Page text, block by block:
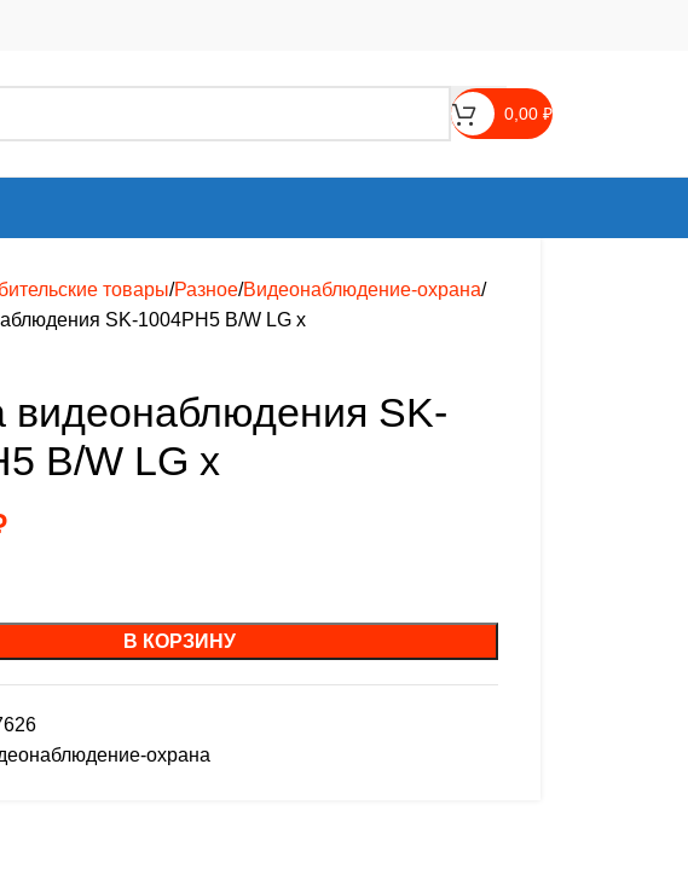
0,00 ₽
товары Разное Видеонаблюдение-охрана
SK-1004PH5 B/W LG х
видеонаблюдения SK-
B/W LG х
В КОРЗИНУ
охрана